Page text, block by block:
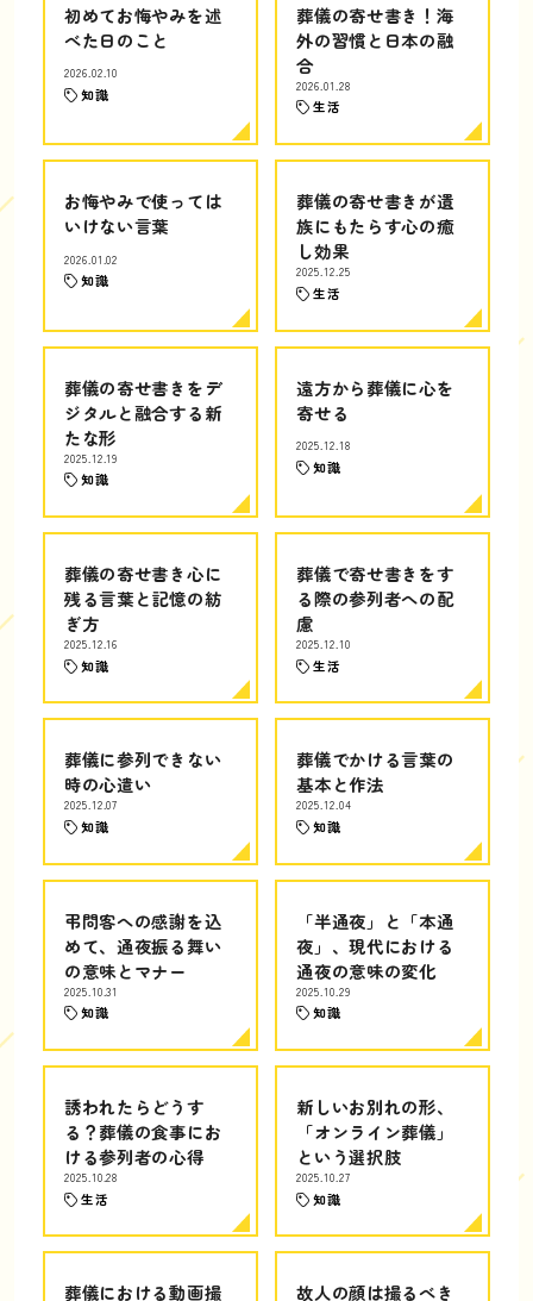
初めてお悔やみを述
べた日のこと
2026.02.10
知識
葬儀の寄せ書き！海
外の習慣と日本の融
合
2026.01.28
生活
お悔やみで使っては
いけない言葉
2026.01.02
知識
葬儀の寄せ書きが遺
族にもたらす心の癒
し効果
2025.12.25
生活
葬儀の寄せ書きをデ
ジタルと融合する新
たな形
2025.12.19
知識
遠方から葬儀に心を
寄せる
2025.12.18
知識
葬儀の寄せ書き心に
残る言葉と記憶の紡
ぎ方
2025.12.16
知識
葬儀で寄せ書きをす
る際の参列者への配
慮
2025.12.10
生活
葬儀に参列できない
時の心遣い
2025.12.07
知識
葬儀でかける言葉の
基本と作法
2025.12.04
知識
弔問客への感謝を込
めて、通夜振る舞い
の意味とマナー
2025.10.31
知識
「半通夜」と「本通
夜」、現代における
通夜の意味の変化
2025.10.29
知識
誘われたらどうす
る？葬儀の食事にお
ける参列者の心得
2025.10.28
生活
新しいお別れの形、
「オンライン葬儀」
という選択肢
2025.10.27
知識
葬儀における動画撮
故人の顔は撮るべき